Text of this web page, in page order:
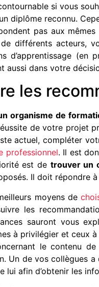
si vous
diplôme reconnu.
pas aux
différents acteurs,
d’apprentissage (en
aussi dans votre
les
organisme de
de votre projet
actuel, compléter
professionnel. Il est
est de trouver un
Il doit répondre
moyens de
les
sauront vous
à privilégier et ceux
le contenu
Un de vos collègues a
lui afin d’obtenir les